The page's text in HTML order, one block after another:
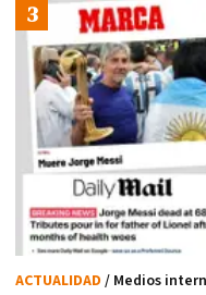
ACTUALIDAD / Medios